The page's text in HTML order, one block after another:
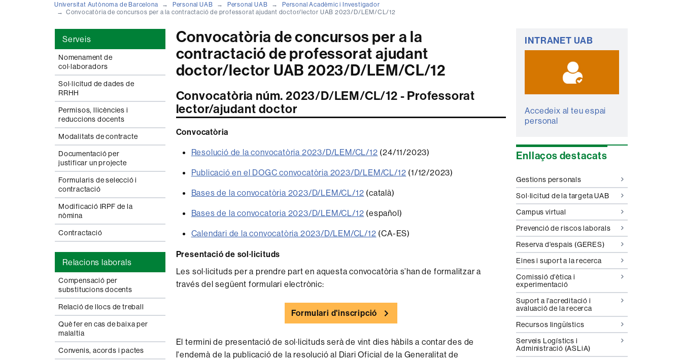
Universitat Autònoma de Barcelona Personal UAB Personal UAB
Personal Acadèmic i Investigador
Convocatòria de concursos per a la contractació de professorat ajudant doctor/lector UAB 2023/D/LEM/CL/12
Serveis
Nomenament de
col·laboradors
Sol·licitud de dades de
RRHH
Permisos, llicències i
reduccions docents
Modalitats de contracte
Documentació per
justificar un projecte
Formularis de selecció i
contractació
Modificació IRPF de la
nòmina
Contractació
Relacions laborals
Compensació per
substitucions docents
Relació de llocs de treball
Què fer en cas de baixa per
malaltia
Convenis, acords i pactes
Convocatòria de concursos per a la
contractació de professorat ajudant
doctor/lector UAB 2023/D/LEM/CL/12
Convocatòria núm. 2023/D/LEM/CL/12 - Professorat
lector/ajudant doctor
Convocatòria
Resolució de la convocatòria 2023/D/LEM/CL/12 (24/11/2023)
Publicació en el DOGC convocatòria 2023/D/LEM/CL/12 (1/12/2023)
Bases de la convocatòria 2023/D/LEM/CL/12 (català)
Bases de la convocatoria 2023/D/LEM/CL/12 (español)
Calendari de la convocatòria 2023/D/LEM/CL/12 (CA-ES)
Presentació de sol·licituds
Les sol·licituds per a prendre part en aquesta convocatòria s’han de formalitzar a
través del següent formulari electrònic:
Formulari d'inscripció
El termini de presentació de sol·licituds serà de vint dies hàbils a contar des de
l'endemà de la publicació de la resolució al Diari Oficial de la Generalitat de
Informació
complementària
INTRANET UAB
Accedeix al teu espai
personal
Enllaços destacats
Gestions personals
Sol·licitud de la targeta UAB
Campus virtual
Prevenció de riscos laborals
Reserva d'espais (GERES)
Eines i suport a la recerca
Comissió d'ètica i
experimentació
Suport a l'acreditació i
avaluació de la recerca
Recursos lingüístics
Serveis Logístics i
Administració (ASLiA)